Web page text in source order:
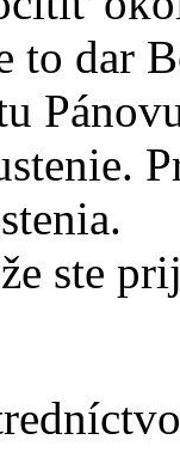
to dar
ste